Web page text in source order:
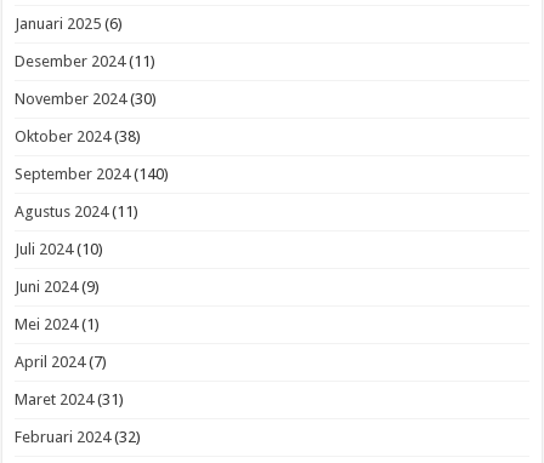
Januari 2025 (6)
Desember 2024(11)
November 2024(30)
Oktober 2024(38)
September 2024(140)
Agustus 2024(11)
Juli 2024(10)
Juni 2024(9)
Mei 2024(1)
April 2024(7)
Maret 2024(31)
Februari 2024(32)